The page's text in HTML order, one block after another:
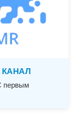
первым